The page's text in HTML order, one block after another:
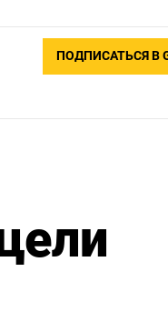
ПОДПИСАТЬСЯ В